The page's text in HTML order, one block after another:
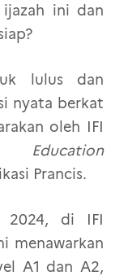
ini dan
lulus dan
nyata berkat
oleh IFI
Education
Prancis.
2024, di IFI
menawarkan
A1 dan A2,